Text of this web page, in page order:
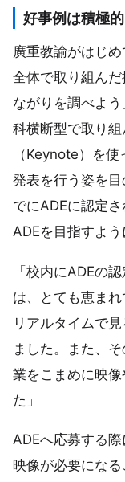
好事例は積極
廣重教諭がはじ
全体で取り組ん
ながりを調べよ
科横断型で取り
（Keynote）を
発表を行う姿を
でにADEに認定
ADEを目指すよう
「校内にADEの
は、とても恵ま
リアルタイムで
ました。また、
業をこまめに映
た」
ADEへ応募する
映像が必要にな